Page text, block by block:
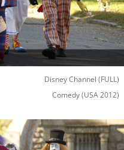
Disney Channel (FULL)
Comedy(USA 2012)